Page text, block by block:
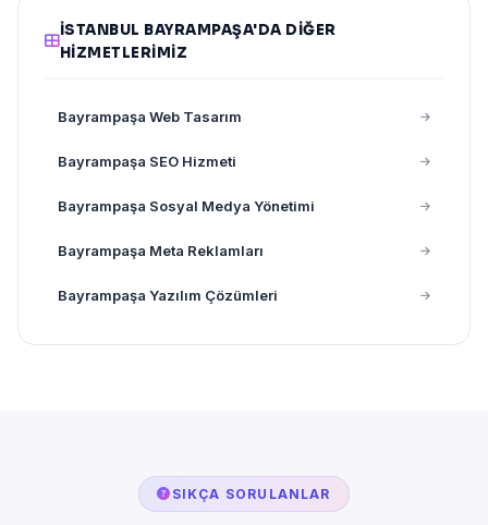
İSTANBUL BAYRAMPAŞA'DA DIĞER
HIZMETLERIMIZ
Bayrampaşa Web Tasarım
Bayrampaşa SEO Hizmeti
Bayrampaşa Sosyal Medya Yönetimi
Bayrampaşa Meta Reklamları
Bayrampaşa Yazılım Çözümleri
SIKÇA SORULANLAR